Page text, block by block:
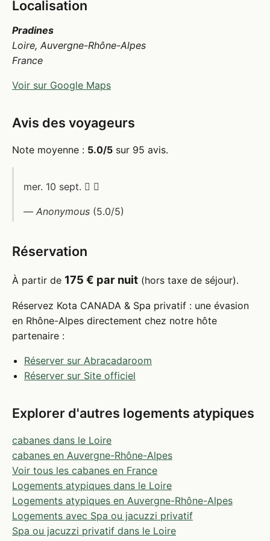
Localisation
Pradines
Loire, Auvergne-Rhône-Alpes
France
Voir sur Google Maps
Avis des voyageurs
Note moyenne : 5.0/5 sur 95 avis.
mer. 10 sept.  
— Anonymous (5.0/5)
Réservation
À partir de 175 € par nuit (hors taxe de séjour).
Réservez Kota CANADA & Spa privatif : une évasion
en Rhône-Alpes directement chez notre hôte
partenaire :
Réserver sur Abracadaroom
Réserver sur Site officiel
Explorer d'autres logements atypiques
cabanes dans le Loire
cabanes en Auvergne-Rhône-Alpes
Voir tous les cabanes en France
Logements atypiques dans le Loire
Logements atypiques en Auvergne-Rhône-Alpes
Logements avec Spa ou jacuzzi privatif
Spa ou jacuzzi privatif dans le Loire